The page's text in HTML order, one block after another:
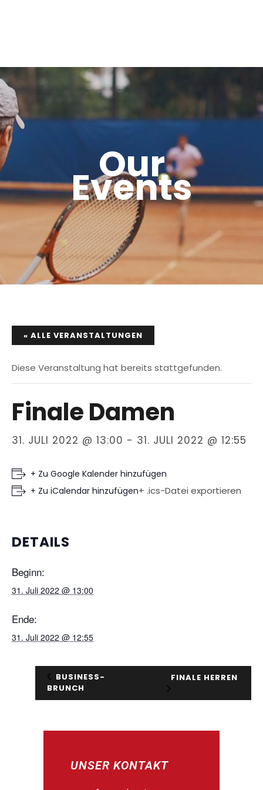
Our
Events
« ALLE VERANSTALTUNGEN
Diese Veranstaltung hat bereits stattgefunden.
Finale Damen
31. JULI 2022 @ 13:00 - 31. JULI 2022 @ 12:55
+ Zu Google Kalender hinzufügen
+ Zu iCalendar hinzufügen+ .ics-Datei exportieren
DETAILS
Beginn:
31. Juli 2022 @ 13:00
Ende:
31. Juli 2022 @ 12:55
BUSINESS-
BRUNCH
FINALE HERREN
UNSER KONTAKT